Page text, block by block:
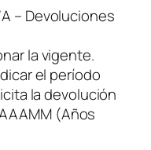
– Devoluciones
la vigente.
el período
la devolución
(Años